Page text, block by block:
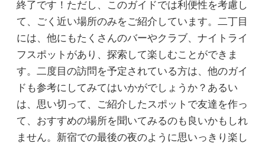
終了です！ただし、このガイドでは利便性を考慮し
て、ごく近い場所のみをご紹介しています。二丁目
には、他にもたくさんのバーやクラブ、ナイトライ
フスポットがあり、探索して楽しむことができま
す。二度目の訪問を予定されている方は、他のガイ
ドも参考にしてみてはいかがでしょうか？あるい
は、思い切って、ご紹介したスポットで友達を作っ
て、おすすめの場所を聞いてみるのも良いかもしれ
ません。新宿での最後の夜のように思いっきり楽し